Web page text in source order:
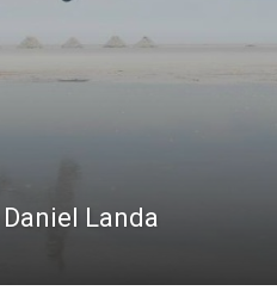
Landa